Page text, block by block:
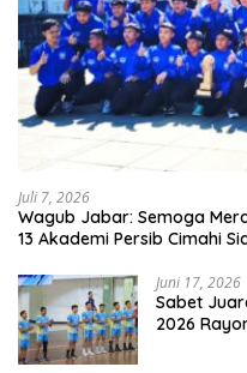
Juli 7, 2026
Wagub Jabar: Semoga
13 Akademi Persib Cimahi
Juni 17, 2026
Sabet
2026